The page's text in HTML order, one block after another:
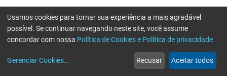
web
Notícias
more_horiz
Mais
Usamos cookies para tornar sua experiência a mais agradável
possível. Se continuar navegando neste site, você assume
concordar com nossa Política de Cookies e Política de privacidade
Gerenciar Cookies... Recusar Aceitar todos
Erro ao enviar informações, por favor tente novamente